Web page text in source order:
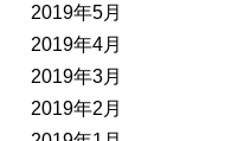
2019年5月
2019年4月
2019年3月
2019年2月